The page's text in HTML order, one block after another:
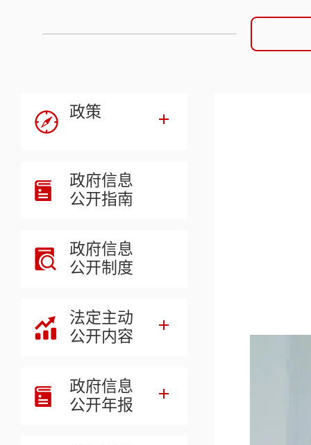
政策
政府信息
公开指南
政府信息
公开制度
法定主动
公开内容
政府信息
公开年报